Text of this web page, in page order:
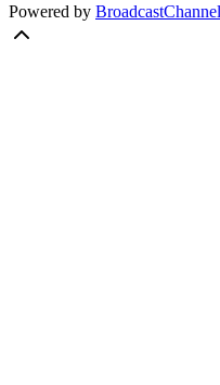
Powered by BroadcastChannel